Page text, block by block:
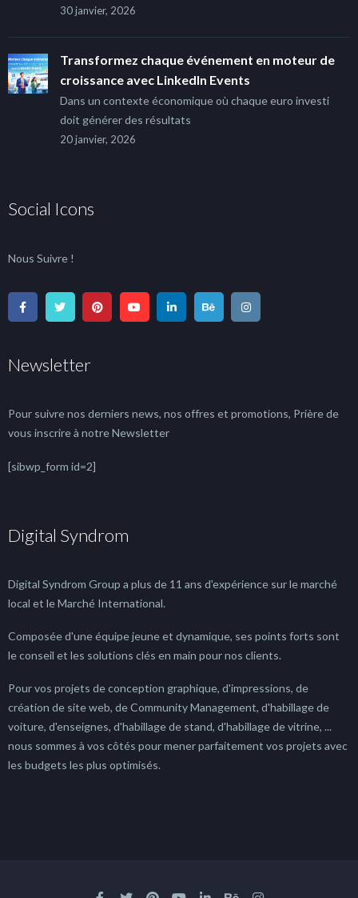
30 janvier, 2026
Transformez chaque événement en moteur de
croissance avec LinkedIn Events
Dans un contexte économique où chaque euro investi
doit générer des résultats
20 janvier, 2026
Social Icons
Nous Suivre !
Newsletter
Pour suivre nos derniers news, nos offres et promotions, Prière de
vous inscrire à notre Newsletter
[sibwp_form id=2]
Digital Syndrom
Digital Syndrom Group a plus de 11 ans d'expérience sur le marché
local et le Marché International.
Composée d'une équipe jeune et dynamique, ses points forts sont
le conseil et les solutions clés en main pour nos clients.
Pour vos projets de conception graphique, d'impressions, de
création de site web, de Community Management, d'habillage de
voiture, d'enseignes, d'habillage de stand, d'habillage de vitrine, ...
nous sommes à vos côtés pour mener parfaitement vos projets avec
les budgets les plus optimisés.